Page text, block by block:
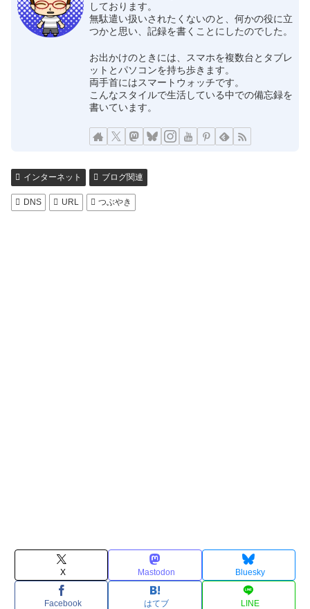
しております。
無駄遣い扱いされたくないのと、何かの役に立
つかと思い、記録を書くことにしたのでした。
お出かけのときには、スマホを複数台とタブレ
ットとパソコンを持ち歩きます。
両手首にはスマートウォッチです。
こんなスタイルで生活している中での備忘録を
書いています。
インターネット ブログ関連
DNS URL つぶやき
X Mastodon Bluesky
Facebook はてブ LINE